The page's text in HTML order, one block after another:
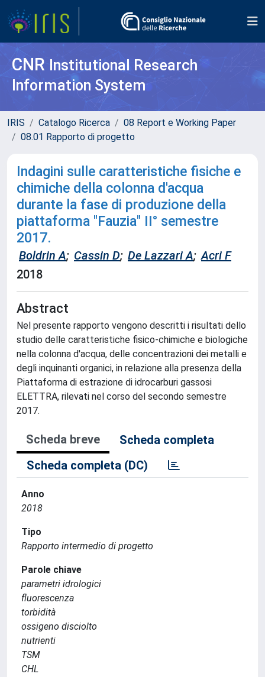
CNR Institutional Research
Information System
IRIS Catalogo Ricerca
08 Report e Working Paper
08.01 Rapporto di progetto
Indagini sulle caratteristiche fisiche e
chimiche della colonna d'acqua
durante la fase di produzione della
piattaforma "Fauzia" II° semestre
2017.
Boldrin A; Cassin D; De Lazzari A; Acri F
2018
Abstract
Nel presente rapporto vengono descritti i risultati dello
studio delle caratteristiche fisico-chimiche e biologiche
nella colonna d'acqua, delle concentrazioni dei metalli e
degli inquinanti organici, in relazione alla presenza della
Piattaforma di estrazione di idrocarburi gassosi
ELETTRA, rilevati nel corso del secondo semestre
2017.
Scheda breve
Scheda completa
Scheda completa (DC)
Anno
2018
Tipo
Rapporto intermedio di progetto
Parole chiave
parametri idrologici
fluorescenza
torbidità
ossigeno disciolto
nutrienti
TSM
CHL